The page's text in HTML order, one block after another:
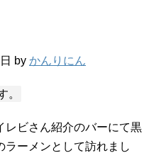
by かんりにん
レビさん紹介のバーにて黒
ラーメンとして訪れまし